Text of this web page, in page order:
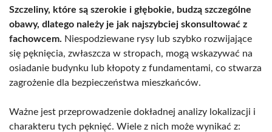
Szczeliny, które są szerokie i głębokie, budzą szczególne
obawy, dlatego należy je jak najszybciej skonsultować z
fachowcem. Niespodziewane rysy lub szybko rozwijające
się pęknięcia, zwłaszcza w stropach, mogą wskazywać na
osiadanie budynku lub kłopoty z fundamentami, co stwarza
zagrożenie dla bezpieczeństwa mieszkańców.
Ważne jest przeprowadzenie dokładnej analizy lokalizacji i
charakteru tych pęknięć. Wiele z nich może wynikać z: